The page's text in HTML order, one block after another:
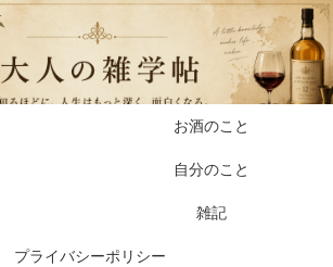
お酒のこと
自分のこと
雑記
プライバシーポリシー